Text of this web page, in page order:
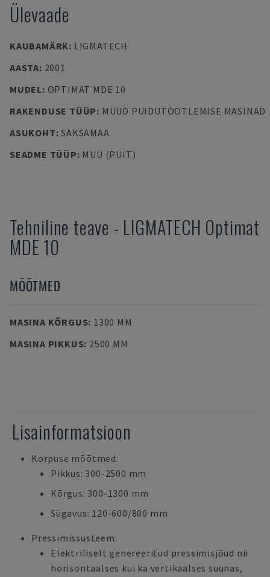
Ülevaade
KAUBAMÄRK: LIGMATECH
AASTA: 2001
MUDEL: OPTIMAT MDE 10
RAKENDUSE TÜÜP: MUUD PUIDUTÖÖTLEMISE MASINAD
ASUKOHT:SAKSAMAA
SEADME TÜÜP: MUU (PUIT)
Tehniline teave - LIGMATECH Optimat
MDE 10
MÕÕTMED
MASINA KÕRGUS: 1300 MM
MASINA PIKKUS: 2500 MM
Lisainformatsioon
Korpuse mõõtmed:
Pikkus: 300-2500 mm
Kõrgus: 300-1300 mm
Sügavus: 120-600/800 mm
Pressimissüsteem:
Elektriliselt genereeritud pressimisjõud nii
horisontaalses kui ka vertikaalses suunas,